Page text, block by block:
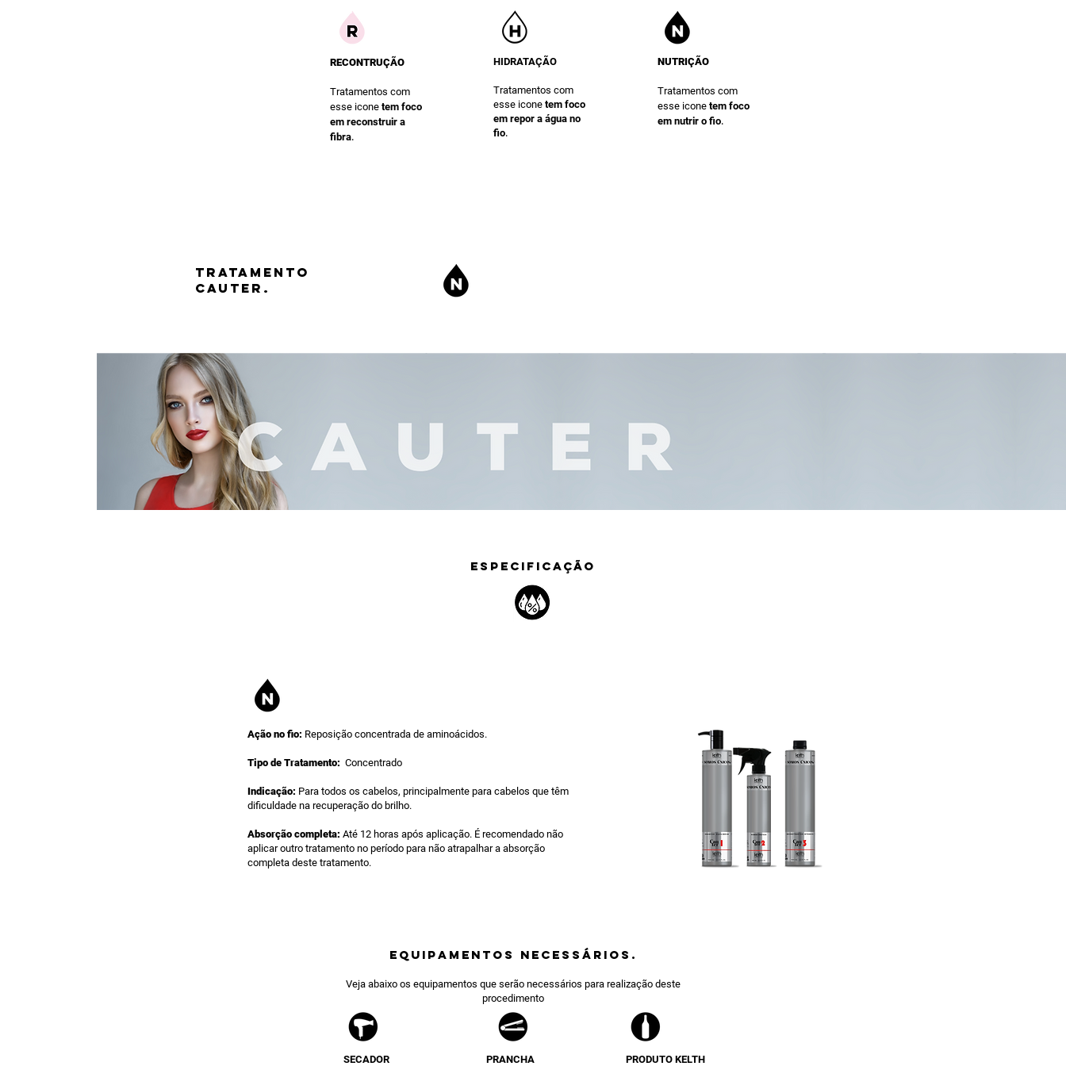
TRATAMENTO
CAUTER.
ESPECIFICAÇÃO
Ação no fio: Reposição concentrada de aminoácidos.
Tipo de Tratamento: Concentrado
Indicação: Para todos os cabelos, principalmente para cabelos que têm
dificuldade na recuperação do brilho.
Absorção completa: Até 12 horas após aplicação. É recomendado não
aplicar outro tratamento no período para não atrapalhar a absorção
completa deste tratamento.
equipamentos NECESSÁRIOS.
Veja abaixo os equipamentos que serão necessários para realização deste
procedimento
SECADOR PRANCHA PRODUTO KELTH
RECONTRUÇÃO
Tratamentos com
esse icone tem foco
em reconstruir a
fibra.
HIDRATAÇÃO
Tratamentos com
esse icone tem foco
em repor a água no
fio.
NUTRIÇÃO
Tratamentos com
esse icone tem foco
em nutrir o fio.